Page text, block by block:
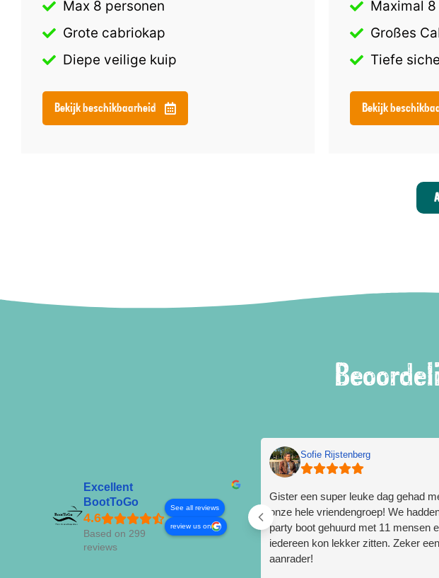
Max 8 personen
Grote cabriokap
Diepe veilige kuip
Bekijk beschikbaarheid
Maximal 8
Großes
Tiefe
Bekijk
Excellent
BootToGo
Based on 299
reviews
See all reviews
review us on
Sofie Rijstenberg
Gister een super leuke dag gehad
onze hele vriendengroep! We
party boot gehuurd met 11 mensen
iedereen kon lekker zitten. Zeker een
aanrader!